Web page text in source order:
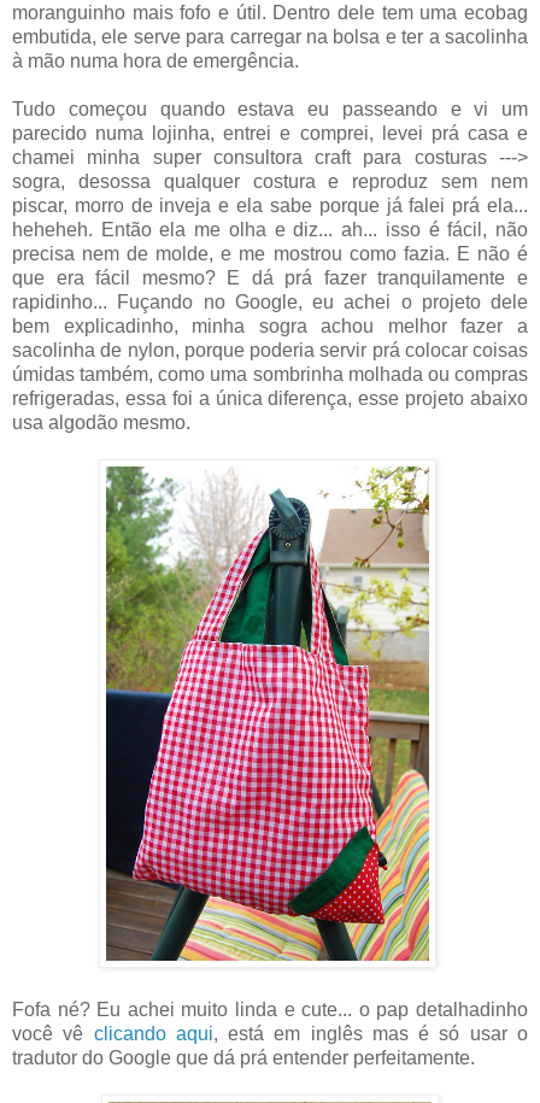
moranguinho mais fofo e útil. Dentro dele tem uma ecobag
embutida, ele serve para carregar na bolsa e ter a sacolinha
à mão numa hora de emergência.
Tudo começou quando estava eu passeando e vi um
parecido numa lojinha, entrei e comprei, levei prá casa e
chamei minha super consultora craft para costuras --->
sogra, desossa qualquer costura e reproduz sem nem
piscar, morro de inveja e ela sabe porque já falei prá ela...
heheheh. Então ela me olha e diz... ah... isso é fácil, não
precisa nem de molde, e me mostrou como fazia. E não é
que era fácil mesmo? E dá prá fazer tranquilamente e
rapidinho... Fuçando no Google, eu achei o projeto dele
bem explicadinho, minha sogra achou melhor fazer a
sacolinha de nylon, porque poderia servir prá colocar coisas
úmidas também, como uma sombrinha molhada ou compras
refrigeradas, essa foi a única diferença, esse projeto abaixo
usa algodão mesmo.
Fofa né? Eu achei muito linda e cute... o pap detalhadinho
você vê clicando aqui, está em inglês mas é só usar o
tradutor do Google que dá prá entender perfeitamente.